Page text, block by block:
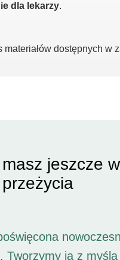
dla lekarzy.
dostępnych w
masz jeszcze
przeżycia
Tworzymy ją z